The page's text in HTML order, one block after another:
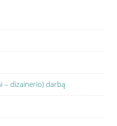
– dizainerio) darbą